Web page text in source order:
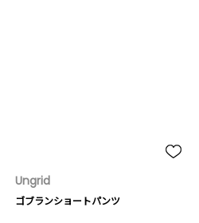
Ungrid
ゴブランショートパンツ